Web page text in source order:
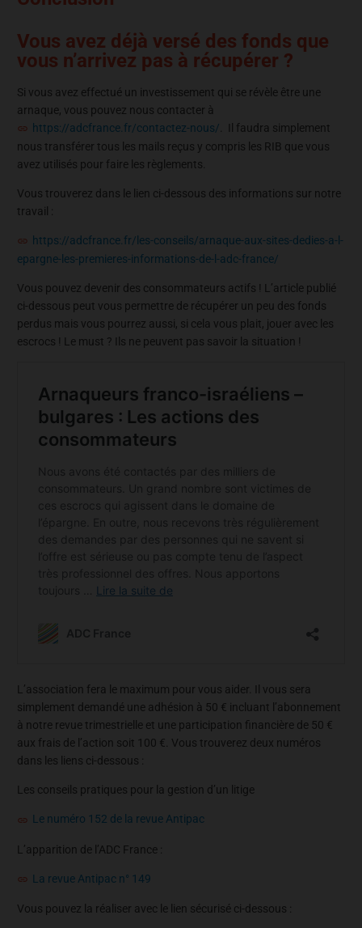
Vous avez déjà versé des fonds que
vous n’arrivez pas à récupérer ?
Si vous avez effectué un investissement qui se révèle être une
arnaque, vous pouvez nous contacter à
https://adcfrance.fr/contactez-nous/ . Il faudra simplement
nous transférer tous les mails reçus y compris les RIB que vous
avez utilisés pour faire les règlements.
Vous trouverez dans le lien ci-dessous des informations sur notre
travail :
https://adcfrance.fr/les-conseils/arnaque-aux-sites-dedies-a-l-
epargne-les-premieres-informations-de-l-adc-france/
Vous pouvez devenir des consommateurs actifs ! L’article publié
ci-dessous peut vous permettre de récupérer un peu des fonds
perdus mais vous pourrez aussi, si cela vous plait, jouer avec les
escrocs ! Le must ? Ils ne peuvent pas savoir la situation !
L’association fera le maximum pour vous aider. Il vous sera
simplement demandé une adhésion à 50 € incluant l’abonnement
à notre revue trimestrielle et une participation financière de 50 €
aux frais de l’action soit 100 €. Vous trouverez deux numéros
dans les liens ci-dessous :
Les conseils pratiques pour la gestion d’un litige
Le numéro 152 de la revue Antipac
L’apparition de l’ADC France :
La revue Antipac n° 149
Vous pouvez la réaliser avec le lien sécurisé ci-dessous :